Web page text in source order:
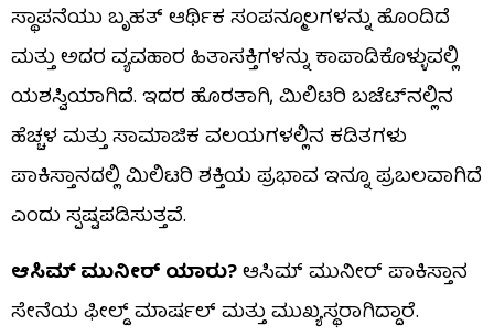
ಸ್ಥಾಪನೆಯು ಬೃಹತ್ ಆರ್ಥಿಕ ಸಂಪನ್ಮೂಲಗಳನ್ನು ಹೊಂದಿದೆ
ಮತ್ತು ಅದರ ವ್ಯವಹಾರ ಹಿತಾಸಕ್ತಿಗಳನ್ನು ಕಾಪಾಡಿಕೊಳ್ಳುವಲ್ಲಿ
ಯಶಸ್ವಿಯಾಗಿದೆ. ಇದರ ಹೊರತಾಗಿ, ಮಿಲಿಟರಿ ಬಜೆಟ್‌ನಲ್ಲಿನ
ಹೆಚ್ಚಳ ಮತ್ತು ಸಾಮಾಜಿಕ ವಲಯಗಳಲ್ಲಿನ ಕಡಿತಗಳು
ಪಾಕಿಸ್ತಾನದಲ್ಲಿ ಮಿಲಿಟರಿ ಶಕ್ತಿಯ ಪ್ರಭಾವ ಇನ್ನೂ ಪ್ರಬಲವಾಗಿದೆ
ಎಂದು ಸ್ಪಷ್ಟಪಡಿಸುತ್ತವೆ.
ಆಸಿಮ್ ಮುನೀರ್ ಯಾರು?ಆಸಿಮ್ ಮುನೀರ್ ಪಾಕಿಸ್ತಾನ
ಸೇನೆಯ ಫೀಲ್ಡ್ ಮಾರ್ಷಲ್ ಮತ್ತು ಮುಖ್ಯಸ್ಥರಾಗಿದ್ದಾರೆ.